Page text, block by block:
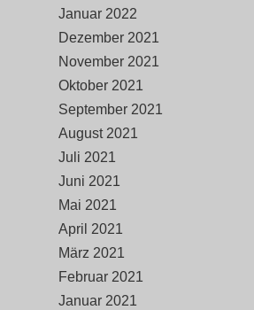
Januar 2022
Dezember 2021
November 2021
Oktober 2021
September 2021
August 2021
Juli 2021
Juni 2021
Mai 2021
April 2021
März 2021
Februar 2021
Januar 2021